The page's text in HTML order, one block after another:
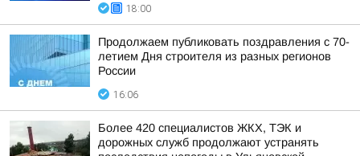
18:00
Продолжаем публиковать поздравления с 70-
летием Дня строителя из разных регионов
России
16:06
Более 420 специалистов ЖКХ, ТЭК и
дорожных служб продолжают устранять